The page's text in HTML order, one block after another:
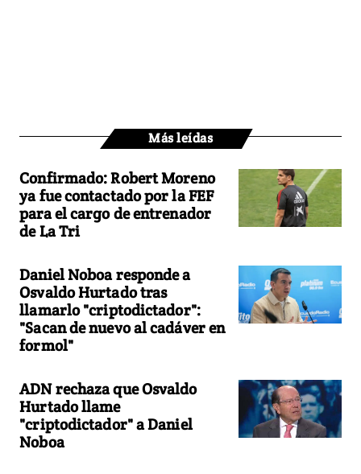
Más leídas
Confirmado: Robert Moreno
ya fue contactado por la FEF
para el cargo de entrenador
de La Tri
Daniel Noboa responde a
Osvaldo Hurtado tras
llamarlo "criptodictador":
"Sacan de nuevo al cadáver en
formol"
ADN rechaza que Osvaldo
Hurtado llame
"criptodictador" a Daniel
Noboa